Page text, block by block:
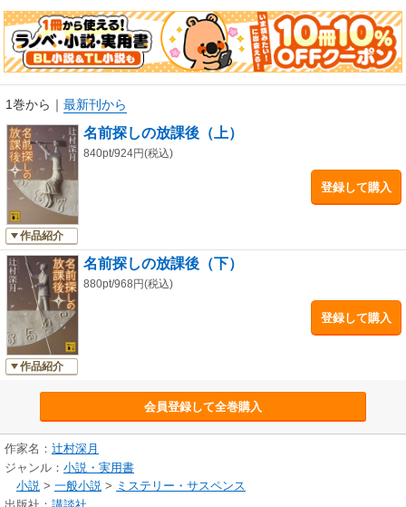
1巻から ｜ 最新刊から
作品紹介
名前探しの放課後（上）
840pt/924円(税込)
登録して購入
作品紹介
名前探しの放課後（下）
880pt/968円(税込)
登録して購入
会員登録して全巻購入
作家名： 辻村深月
ジャンル： 小説・実用書
小説 > 一般小説 > ミステリー・サスペンス